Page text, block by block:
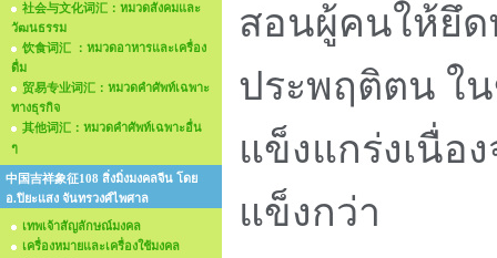
社会与文化词汇：หมวดสังคมและ
วัฒนธรรม
饮食词汇 ：หมวดอาหารและเครื่อง
ดื่ม
贸易专业词汇：หมวดคำศัพท์เฉพาะ
ทางธุรกิจ
其他词汇：หมวดคำศัพท์เฉพาะอื่น
ๆ
中国吉祥象征108 สิ่งมิ่งมงคลจีน โดย
อ.ปิยะแสง จันทรวงศ์ไพศาล
เทพเจ้าสัญลักษณ์มงคล
เครื่องหมายและเครื่องใช้มงคล
สอนผู้คนให้ยึด
ประพฤติตน ใ
แข็งแกร่งเนื่อ
แข็งกว่า